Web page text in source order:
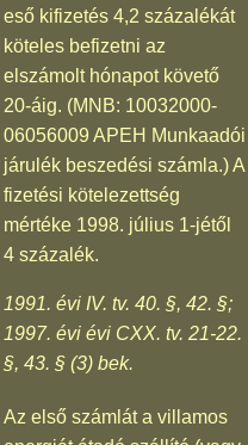
eső kifizetés 4,2 százalékát
köteles befizetni az
elszámolt hónapot követő
20-áig. (MNB: 10032000-
06056009 APEH Munkaadói
járulék beszedési számla.) A
fizetési kötelezettség
mértéke 1998. július 1-jétől
4 százalék.
1991. évi IV. tv. 40. §, 42. §;
1997. évi évi CXX. tv. 21-22.
§, 43. § (3) bek.
Az első számlát a villamos